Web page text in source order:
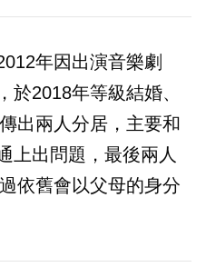
年因出演音樂劇
於2018年等級結婚、
出兩人分居，主要和
上出問題，最後兩人
依舊會以父母的身分